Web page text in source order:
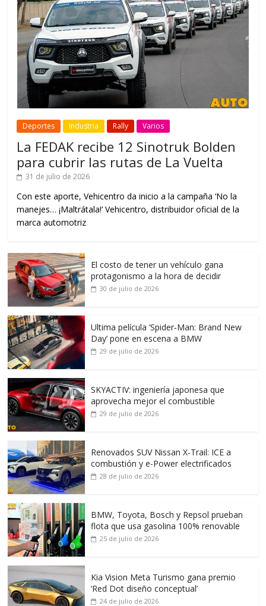
Deportes Industria Rally Varios
La FEDAK recibe 12 Sinotruk Bolden
para cubrir las rutas de La Vuelta
31 de julio de 2026
Con este aporte, Vehicentro da inicio a la campaña ‘No la
manejes… ¡Maltrátala!’ Vehicentro, distribuidor oficial de la
marca automotriz
El costo de tener un vehículo gana
protagonismo a la hora de decidir
30 de julio de 2026
Ultima película ‘Spider‑Man: Brand New
Day’ pone en escena a BMW
29 de julio de 2026
SKYACTIV: ingeniería japonesa que
aprovecha mejor el combustible
29 de julio de 2026
Renovados SUV Nissan X-Trail: ICE a
combustión y e-Power electrificados
28 de julio de 2026
BMW, Toyota, Bosch y Repsol prueban
flota que usa gasolina 100% renovable
25 de julio de 2026
Kia Vision Meta Turismo gana premio
‘Red Dot diseño conceptual’
24 de julio de 2026